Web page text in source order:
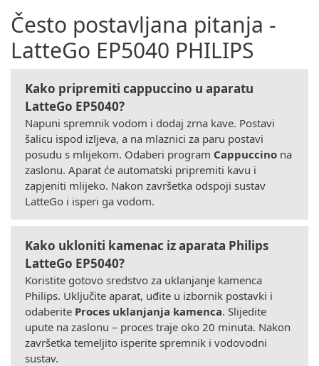
Često postavljana pitanja -
LatteGo EP5040 PHILIPS
Kako pripremiti cappuccino u aparatu
LatteGo EP5040?
Napuni spremnik vodom i dodaj zrna kave. Postavi
šalicu ispod izljeva, a na mlaznici za paru postavi
posudu s mlijekom. Odaberi program Cappuccino na
zaslonu. Aparat će automatski pripremiti kavu i
zapjeniti mlijeko. Nakon završetka odspoji sustav
LatteGo i isperi ga vodom.
Kako ukloniti kamenac iz aparata Philips
LatteGo EP5040?
Koristite gotovo sredstvo za uklanjanje kamenca
Philips. Uključite aparat, uđite u izbornik postavki i
odaberite Proces uklanjanja kamenca. Slijedite
upute na zaslonu – proces traje oko 20 minuta. Nakon
završetka temeljito isperite spremnik i vodovodni
sustav.